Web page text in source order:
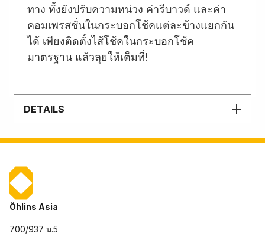
ทาง ทั้งยังปรับความหน่วง ค่ารีบาวด์ และค่า
คอมเพรสชั่นในกระบอกโช้คแต่ละข้างแยกกัน
ได้ เพียงติดตั้งไส้โช้คในกระบอกโช้ค
มาตรฐาน แล้วลุยให้เต็มที่!
DETAILS
Öhlins Asia
700/937 ม.5